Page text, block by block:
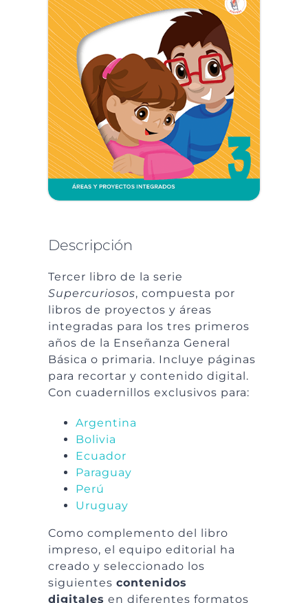
Descripción
Tercer libro de la serie
Supercuriosos, compuesta por
libros de proyectos y áreas
integradas para los tres primeros
años de la Enseñanza General
Básica o primaria. Incluye páginas
para recortar y contenido digital.
Con cuadernillos exclusivos para:
Argentina
Bolivia
Ecuador
Paraguay
Perú
Uruguay
Como complemento del libro
impreso, el equipo editorial ha
creado y seleccionado los
siguientes contenidos
digitales en diferentes formatos